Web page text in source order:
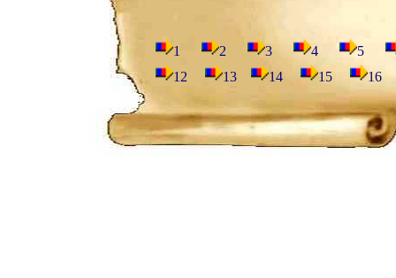
1 2 3 4
5
12
13 14 15 16